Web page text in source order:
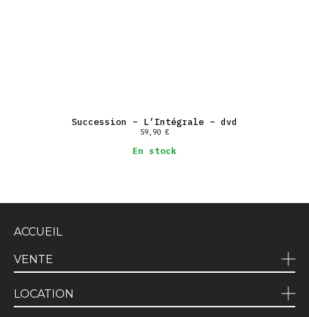
Succession – L’Intégrale – dvd
59,90 €
En stock
ACCUEIL
VENTE
LOCATION